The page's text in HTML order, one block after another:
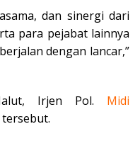
dan sinergi dari
para pejabat lainnya
dengan lancar,”
Irjen Pol. Midi